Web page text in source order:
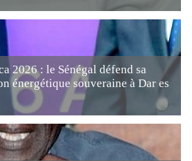
2026 : le Sénégal défend sa
énergétique souveraine à Dar es